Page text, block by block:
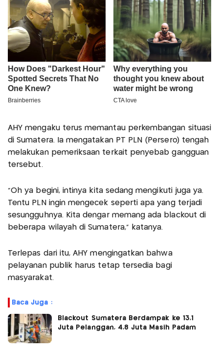
AHY mengaku terus memantau perkembangan situasi
di Sumatera. Ia mengatakan PT PLN (Persero) tengah
melakukan pemeriksaan terkait penyebab gangguan
tersebut.
“Oh ya begini, intinya kita sedang mengikuti juga ya.
Tentu PLN ingin mengecek seperti apa yang terjadi
sesungguhnya. Kita dengar memang ada blackout di
beberapa wilayah di Sumatera,” katanya.
Terlepas dari itu, AHY mengingatkan bahwa
pelayanan publik harus tetap tersedia bagi
masyarakat.
Baca Juga :
Blackout Sumatera Berdampak ke 13,1
Juta Pelanggan, 4,8 Juta Masih Padam